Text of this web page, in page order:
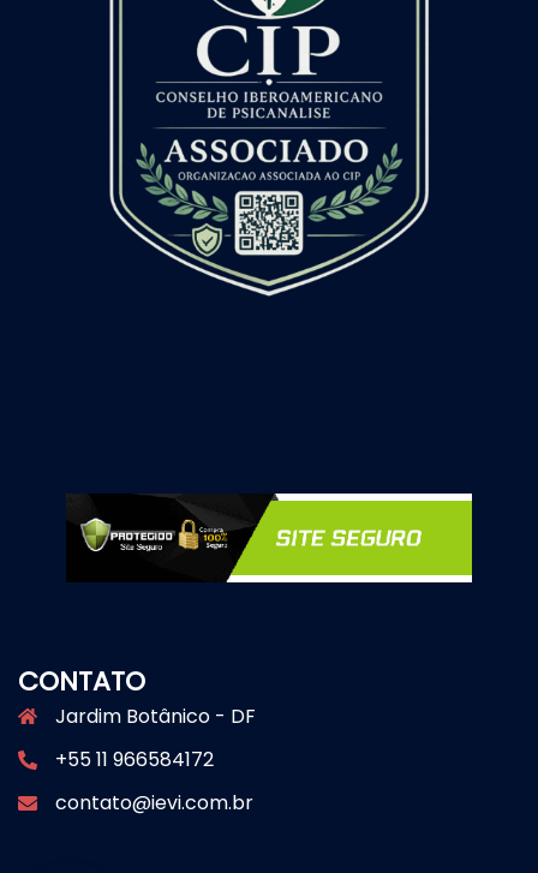
CONTATO
Jardim Botânico - DF
+55 11 966584172
contato@ievi.com.br